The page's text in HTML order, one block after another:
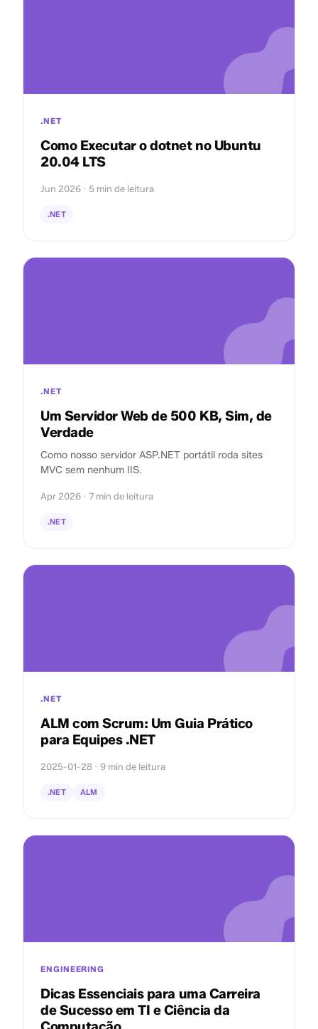
.NET
Como Executar o dotnet no Ubuntu
20.04 LTS
Jun 2026 · 5 min de leitura
.NET
.NET
Um Servidor Web de 500 KB, Sim, de
Verdade
Como nosso servidor ASP.NET portátil roda sites
MVC sem nenhum IIS.
Apr 2026 · 7 min de leitura
.NET
.NET
ALM com Scrum: Um Guia Prático
para Equipes .NET
2025-01-28 · 9 min de leitura
.NET ALM
ENGINEERING
Dicas Essenciais para uma Carreira
de Sucesso em TI e Ciência da